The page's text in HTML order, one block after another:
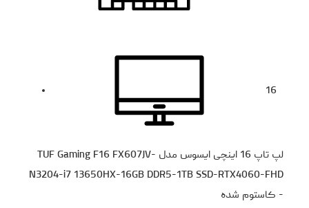
16
لپ تاپ 16 اینچی ایسوس مدل TUF Gaming F16 FX607JV-
N3204-i7 13650HX-16GB DDR5-1TB SSD-RTX4060-FHD
- کاستوم شده